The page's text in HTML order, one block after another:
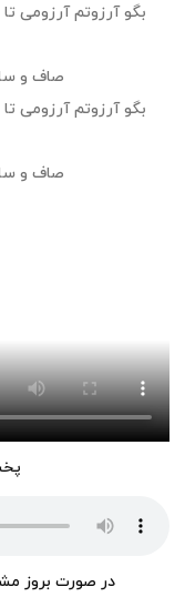
بگو آرزوتم آرزومی
صاف و
بگو آرزوتم آرزومی
صاف و
در صورت بروز